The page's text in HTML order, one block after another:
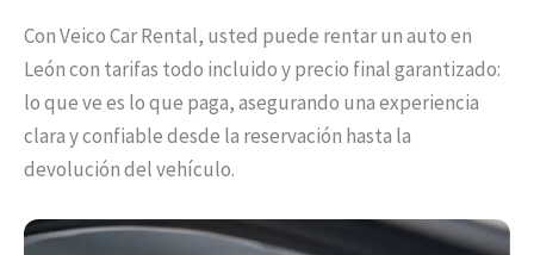
Con Veico Car Rental, usted puede rentar un auto en
León con tarifas todo incluido y precio final garantizado:
lo que ve es lo que paga, asegurando una experiencia
clara y confiable desde la reservación hasta la
devolución del vehículo.